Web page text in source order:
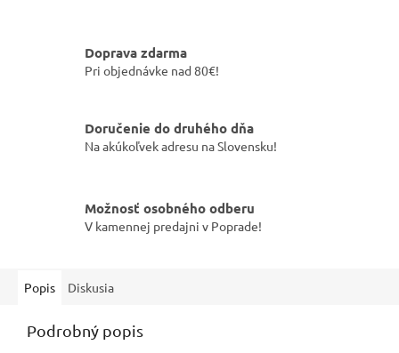
Doprava zdarma
Pri objednávke nad 80€!
Doručenie do druhého dňa
Na akúkoľvek adresu na Slovensku!
Možnosť osobného odberu
V kamennej predajni v Poprade!
Popis Diskusia
Podrobný popis